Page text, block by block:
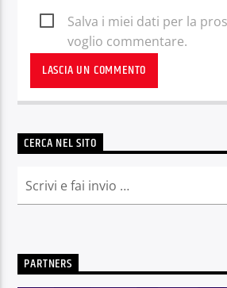
Salva i miei dati per la
voglio commentare.
CERCA NEL SITO
PARTNERS